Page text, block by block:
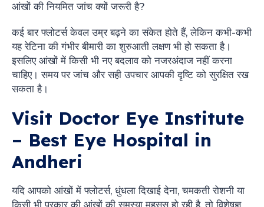
आंखों की नियमित जांच क्यों जरूरी है?
कई बार फ्लोटर्स केवल उम्र बढ़ने का संकेत होते हैं, लेकिन कभी-कभी
यह रेटिना की गंभीर बीमारी का शुरुआती लक्षण भी हो सकता है।
इसलिए आंखों में किसी भी नए बदलाव को नजरअंदाज नहीं करना
चाहिए। समय पर जांच और सही उपचार आपकी दृष्टि को सुरक्षित रख
सकता है।
Visit Doctor Eye Institute
– Best Eye Hospital in
Andheri
यदि आपको आंखों में फ्लोटर्स, धुंधला दिखाई देना, चमकती रोशनी या